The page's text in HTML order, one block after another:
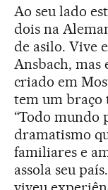
Ao seu lado
dois na
de asilo. Vive
Ansbach, mas
criado em
tem um braço
“Todo mundo
dramatismo
familiares e
assola seu